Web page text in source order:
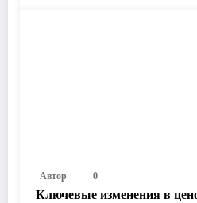
Автор 0
Ключевые изменения в